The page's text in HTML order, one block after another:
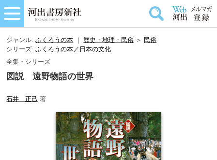
ジャンル:ふくろうの本 ｜歴史・地理・民俗 ＞ 民俗
シリーズ:ふくろうの本／日本の文化
全集・シリーズ
図説 遠野物語の世界
石井 正己 著